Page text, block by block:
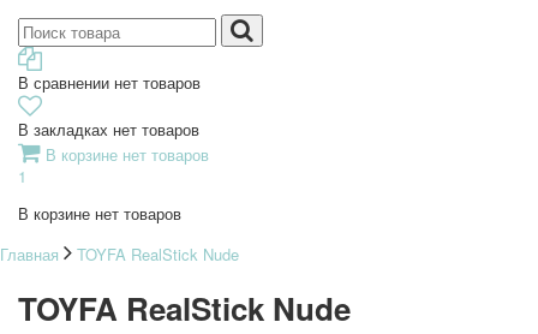
В сравнении нет товаров
В закладках нет товаров
В корзине нет товаров
1
В корзине нет товаров
Главная
TOYFA RealStick Nude
TOYFA RealStick Nude